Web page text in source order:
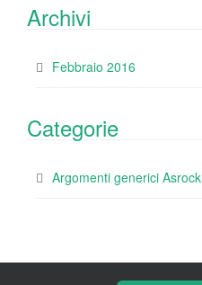
Archivi
Febbraio 2016
Categorie
Argomenti generici Asrock